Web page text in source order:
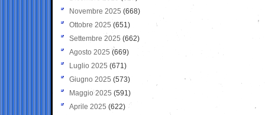
Novembre 2025 (668)
Ottobre 2025 (651)
Settembre 2025 (662)
Agosto 2025 (669)
Luglio 2025 (671)
Giugno 2025 (573)
Maggio 2025 (591)
Aprile 2025 (622)